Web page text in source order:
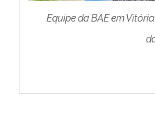
Equipe da BAE em